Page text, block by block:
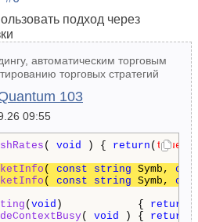
подход через
автоматическим торговым
торговых стратегий
103
09:55
( void ) { return ( true
( const string Symb,
( const string Symb,
( void )            { return (
( void ) { return (